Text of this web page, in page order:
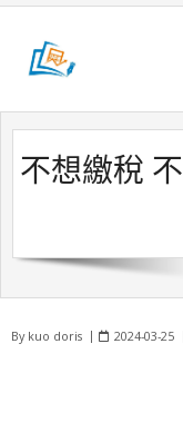
Skip
content
不想繳稅
By kuo doris 2024-03-25